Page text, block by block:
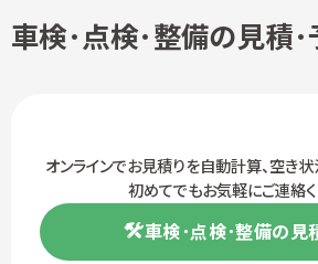
車検･点検･整備の見積･
オンラインでお見積りを自動計算、空き状
初めてでもお気軽にご連絡く
車検･点検･整備の見